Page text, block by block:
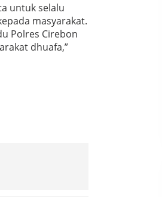
untuk selalu
masyarakat.
Polres Cirebon
dhuafa,”